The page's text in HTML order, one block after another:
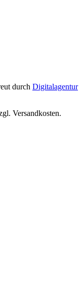
durch Digitalagentur
Versandkosten.